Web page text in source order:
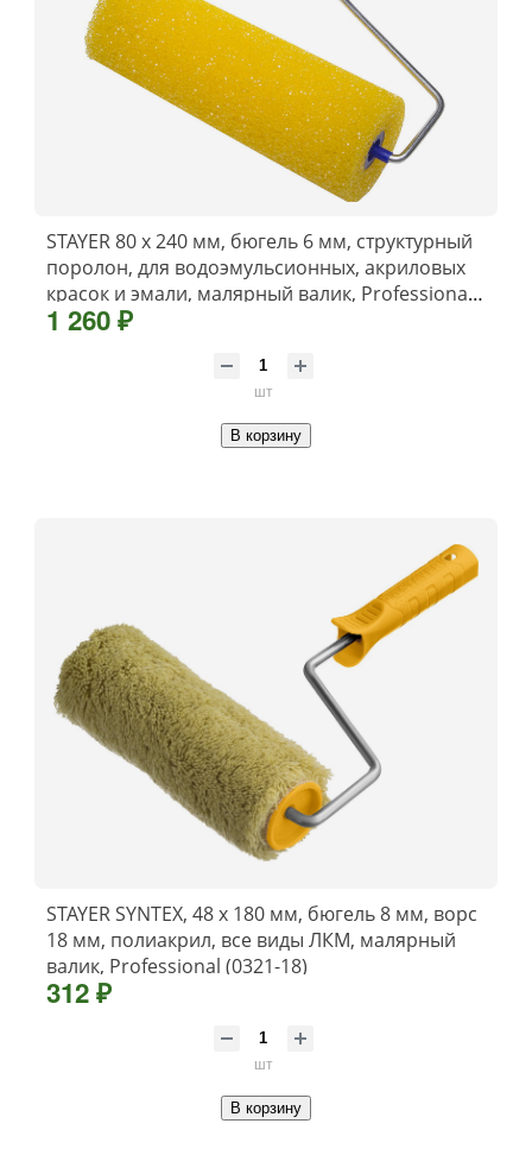
STAYER 80 х 240 мм, бюгель 6 мм, структурный
поролон, для водоэмульсионных, акриловых
красок и эмали, малярный валик, Professional
(0365-24)
1 260 ₽
шт
В корзину
STAYER SYNTEX, 48 х 180 мм, бюгель 8 мм, ворс
18 мм, полиакрил, все виды ЛКМ, малярный
валик, Professional (0321-18)
312 ₽
шт
В корзину